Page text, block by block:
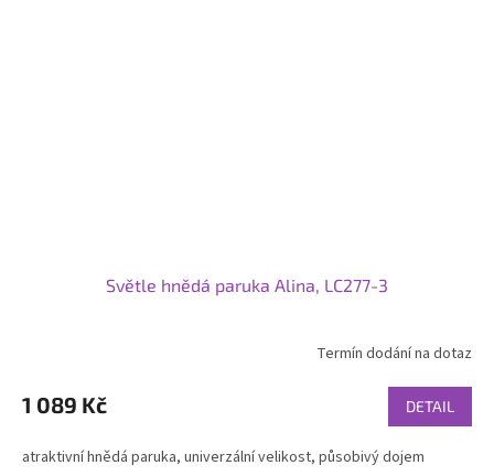
Světle hnědá paruka Alina, LC277-3
Termín dodání na dotaz
1 089 Kč DETAIL
atraktivní hnědá paruka, univerzální velikost, působivý dojem